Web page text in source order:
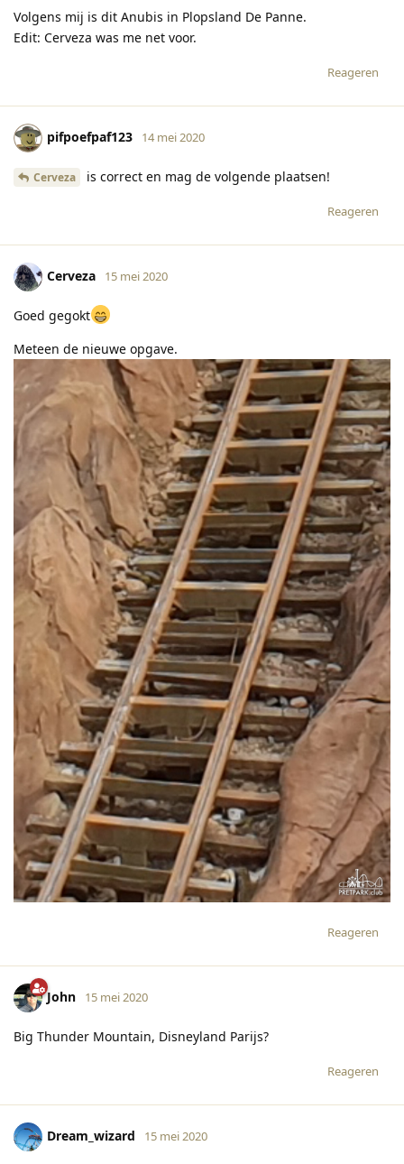
Volgens mij is dit Anubis in Plopsland De Panne.
Edit: Cerveza was me net voor.
Reageren
pifpoefpaf123 14 mei 2020
Cerveza is correct en mag de volgende plaatsen!
Reageren
Cerveza 15 mei 2020
Goed gegokt
Meteen de nieuwe opgave.
Reageren
John 15 mei 2020
Big Thunder Mountain, Disneyland Parijs?
Reageren
Dream_wizard 15 mei 2020